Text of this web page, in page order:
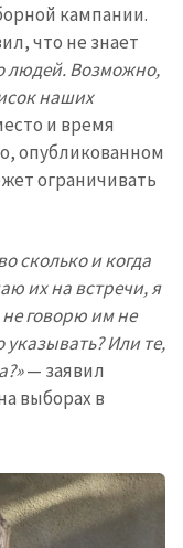
кампании.
что не знает
людей. Возможно,
наших
и время
опубликованном
ограничивать
сколько и когда
их на встречи, я
говорю им не
Или те,
— заявил
выборах в